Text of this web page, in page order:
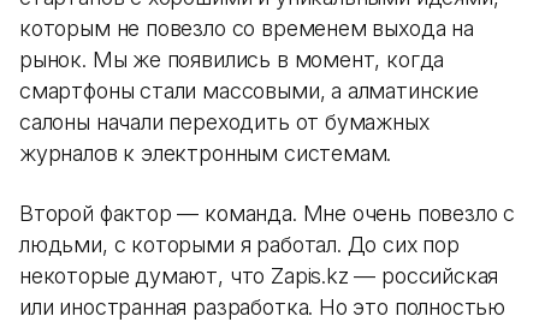
которым не повезло со временем выхода на
рынок. Мы же появились в момент, когда
смартфоны стали массовыми, а алматинские
салоны начали переходить от бумажных
журналов к электронным системам.
Второй фактор — команда. Мне очень повезло с
людьми, с которыми я работал. До сих пор
некоторые думают, что Zapis.kz — российская
или иностранная разработка. Но это полностью